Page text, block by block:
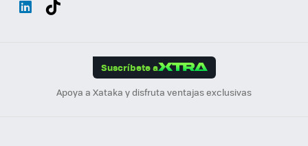
Suscríbete a
Apoya a Xataka y disfruta ventajas exclusivas